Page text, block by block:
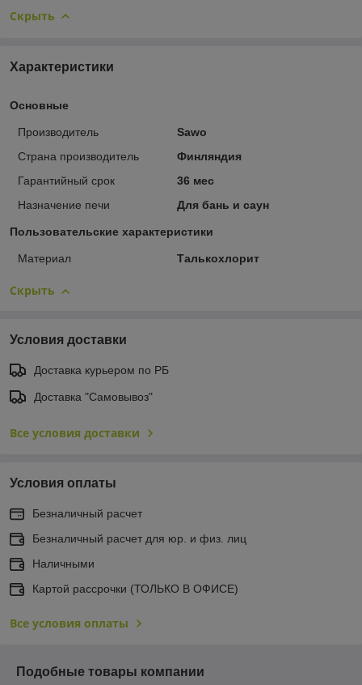
Скрыть
Характеристики
Основные
Производитель
Sawo
Страна производитель
Финляндия
Гарантийный срок
36 мес
Назначение печи
Для бань и саун
Пользовательские характеристики
Материал Талькохлорит
Скрыть
Условия доставки
Доставка курьером по РБ
Доставка "Самовывоз"
Все условия доставки
Условия оплаты
Безналичный расчет
Безналичный расчет для юр. и физ. лиц
Наличными
Картой рассрочки (ТОЛЬКО В ОФИСЕ)
Все условия оплаты
Подобные товары компании